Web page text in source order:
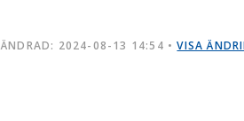
ÄNDRAD: 2024-08-13 14:54 •VISA